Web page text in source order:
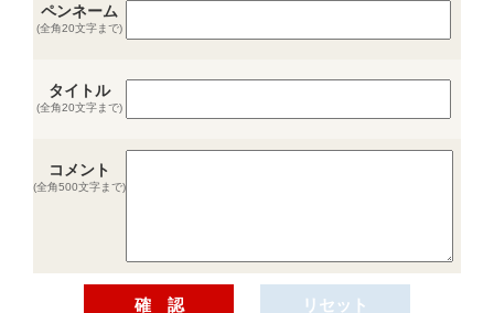
ペンネーム
(全角20文字まで)
タイトル
(全角20文字まで)
コメント
(全角500文字まで)